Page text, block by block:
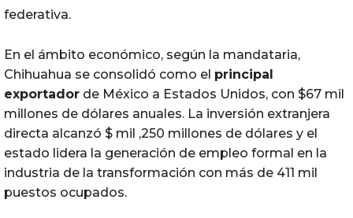
federativa.
En el ámbito económico, según la mandataria,
Chihuahua se consolidó como el principal
exportador de México a Estados Unidos, con $67 mil
millones de dólares anuales. La inversión extranjera
directa alcanzó $ mil ,250 millones de dólares y el
estado lidera la generación de empleo formal en la
industria de la transformación con más de 411 mil
puestos ocupados.